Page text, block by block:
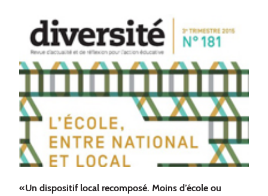
«Un dispositif local recomposé. Moins d’école ou